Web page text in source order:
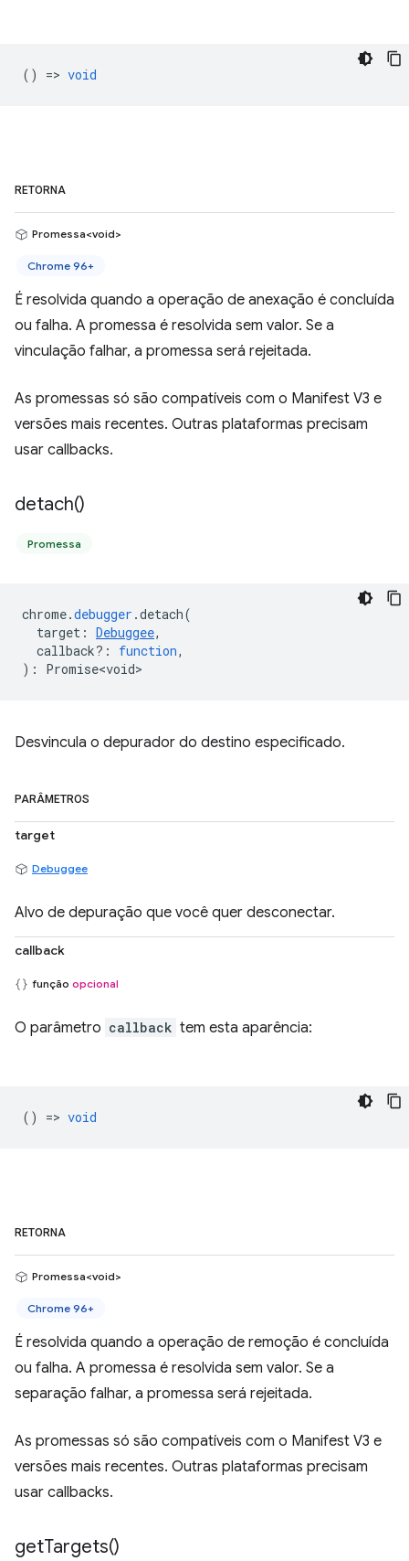
() => void
RETORNA
Promessa<void>
Chrome 96+
É resolvida quando a operação de anexação é concluída
ou falha. A promessa é resolvida sem valor. Se a
vinculação falhar, a promessa será rejeitada.
As promessas só são compatíveis com o Manifest V3 e
versões mais recentes. Outras plataformas precisam
usar callbacks.
detach()
Promessa
chrome.debugger .detach(
target : Debuggee,
callback? : function,
) : Promise<void>
Desvincula o depurador do destino especificado.
PARÂMETROS
target
Debuggee
Alvo de depuração que você quer desconectar.
callback
função opcional
O parâmetro callback tem esta aparência:
() => void
RETORNA
Promessa<void>
Chrome 96+
É resolvida quando a operação de remoção é concluída
ou falha. A promessa é resolvida sem valor. Se a
separação falhar, a promessa será rejeitada.
As promessas só são compatíveis com o Manifest V3 e
versões mais recentes. Outras plataformas precisam
usar callbacks.
getTargets()